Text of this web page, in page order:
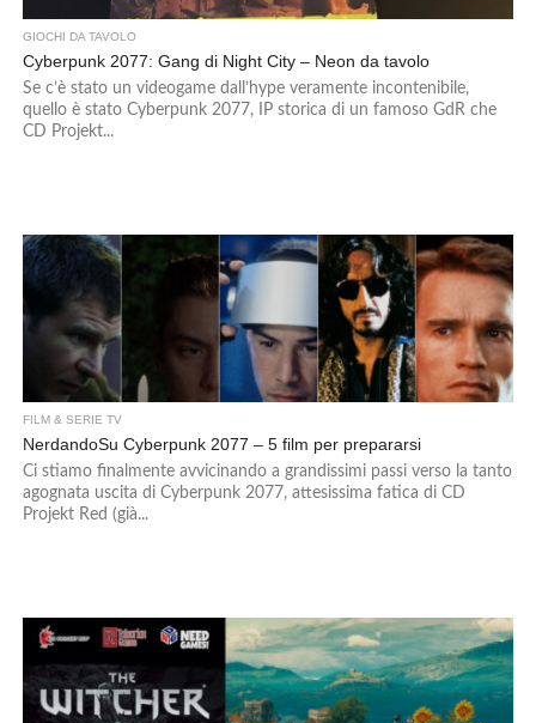
GIOCHI DA TAVOLO
Cyberpunk 2077: Gang di Night City – Neon da tavolo
Se c’è stato un videogame dall’hype veramente incontenibile,
quello è stato Cyberpunk 2077, IP storica di un famoso GdR che
CD Projekt...
FILM & SERIE TV
NerdandoSu Cyberpunk 2077 – 5 film per prepararsi
Ci stiamo finalmente avvicinando a grandissimi passi verso la tanto
agognata uscita di Cyberpunk 2077, attesissima fatica di CD
Projekt Red (già...